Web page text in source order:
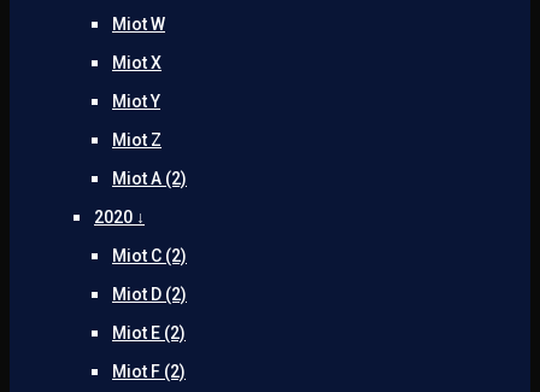
Miot W
Miot X
Miot Y
Miot Z
Miot A (2)
2020 ↓
Miot C (2)
Miot D (2)
Miot E (2)
Miot F (2)